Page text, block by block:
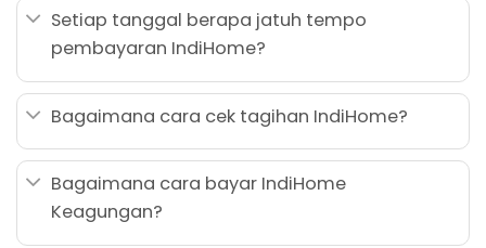
Setiap tanggal berapa jatuh tempo
pembayaran IndiHome?
Bagaimana cara cek tagihan IndiHome?
Bagaimana cara bayar IndiHome
Keagungan?